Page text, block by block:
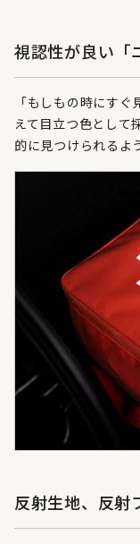
視認性が良い「
「もしもの時にす
えて目立つ色として
的に見つけられるよ
反射生地、反射